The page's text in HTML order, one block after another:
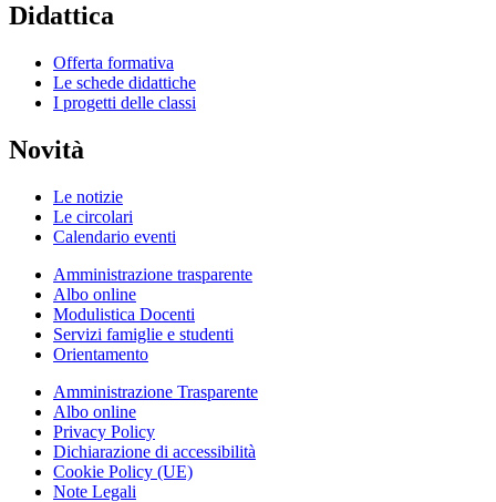
Didattica
Offerta formativa
Le schede didattiche
I progetti delle classi
Novità
Le notizie
Le circolari
Calendario eventi
Amministrazione trasparente
Albo online
Modulistica Docenti
Servizi famiglie e studenti
Orientamento
Amministrazione Trasparente
Albo online
Privacy Policy
Dichiarazione di accessibilità
Cookie Policy (UE)
Note Legali